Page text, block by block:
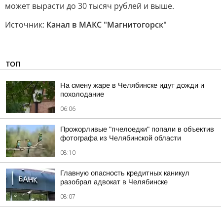
может вырасти до 30 тысяч рублей и выше.
Источник: Канал в МАКС "Магнитогорск"
ТОП
На смену жаре в Челябинске идут дожди и
похолодание
06:06
Прожорливые "пчелоедки" попали в объектив
фотографа из Челябинской области
08:10
Главную опасность кредитных каникул
разобрал адвокат в Челябинске
08:07